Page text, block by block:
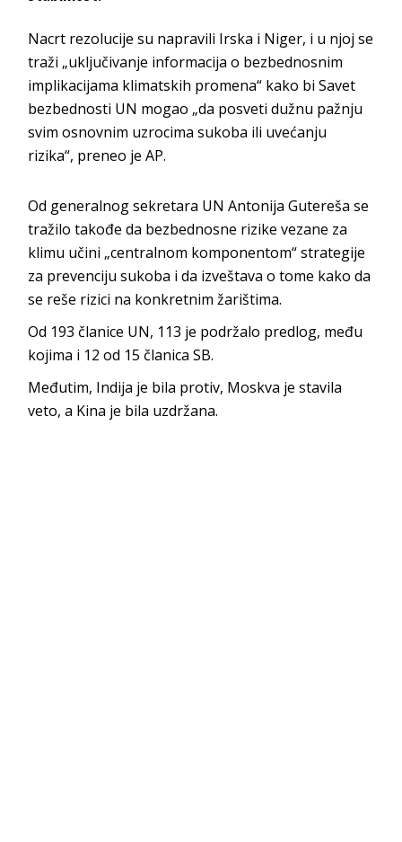
Nacrt rezolucije su napravili Irska i Niger, i u njoj se
traži „uključivanje informacija o bezbednosnim
implikacijama klimatskih promena“ kako bi Savet
bezbednosti UN mogao „da posveti dužnu pažnju
svim osnovnim uzrocima sukoba ili uvećanju
rizika“, preneo je AP.
Od generalnog sekretara UN Antonija Gutereša se
tražilo takođe da bezbednosne rizike vezane za
klimu učini „centralnom komponentom“ strategije
za prevenciju sukoba i da izveštava o tome kako da
se reše rizici na konkretnim žarištima.
Od 193 članice UN, 113 je podržalo predlog, među
kojima i 12 od 15 članica SB.
Međutim, Indija je bila protiv, Moskva je stavila
veto, a Kina je bila uzdržana.